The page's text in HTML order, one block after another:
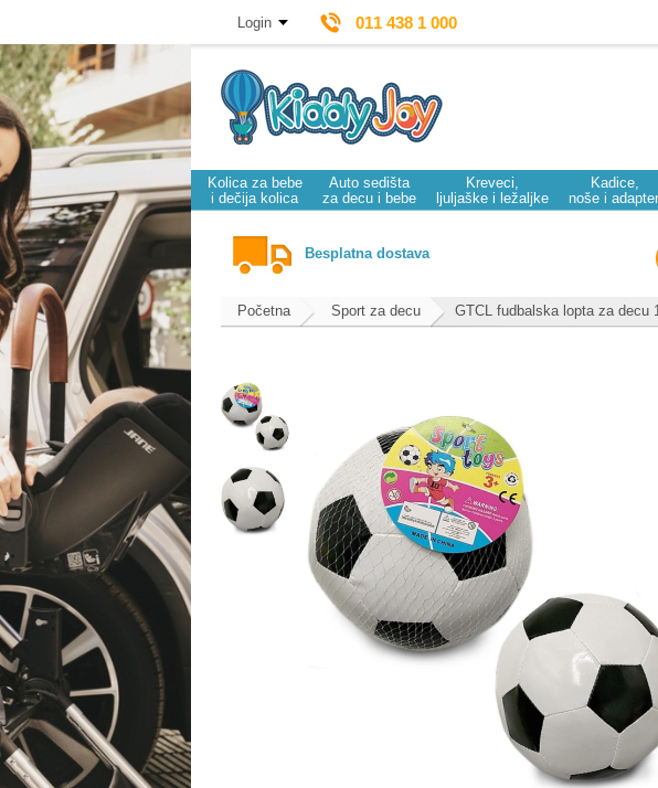
Login 011 438 1 000
Kolica za bebe
i dečija kolica
Auto sedišta
za decu i bebe
Kreveci,
ljuljaške i ležaljke
Kadice,
noše i
Besplatna dostava
Početna Sport za decu GTCL fudbalska lopta za decu